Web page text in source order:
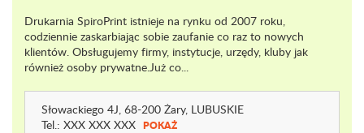
Drukarnia SpiroPrint istnieje na rynku od 2007 roku,
codziennie zaskarbiając sobie zaufanie co raz to nowych
klientów. Obsługujemy firmy, instytucje, urzędy, kluby jak
również osoby prywatne.Już co...
Słowackiego 4J, 68-200 Żary, LUBUSKIE
Tel.: XXX XXX XXX POKAŻ